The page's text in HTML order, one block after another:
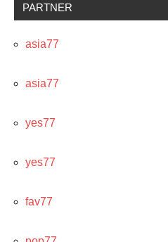
PARTNER
asia77
asia77
yes77
yes77
fav77